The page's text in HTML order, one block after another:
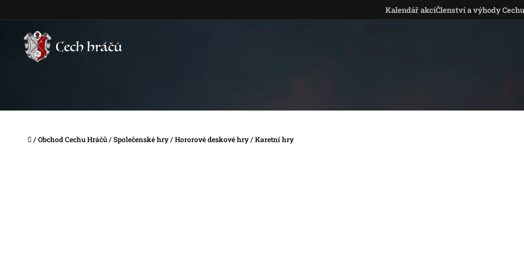
Kalendář akcíČlenství a výhody Cechu
Domů
/Obchod Cechu Hráčů/Společenské hry/Hororové deskové hry/Karetní hry